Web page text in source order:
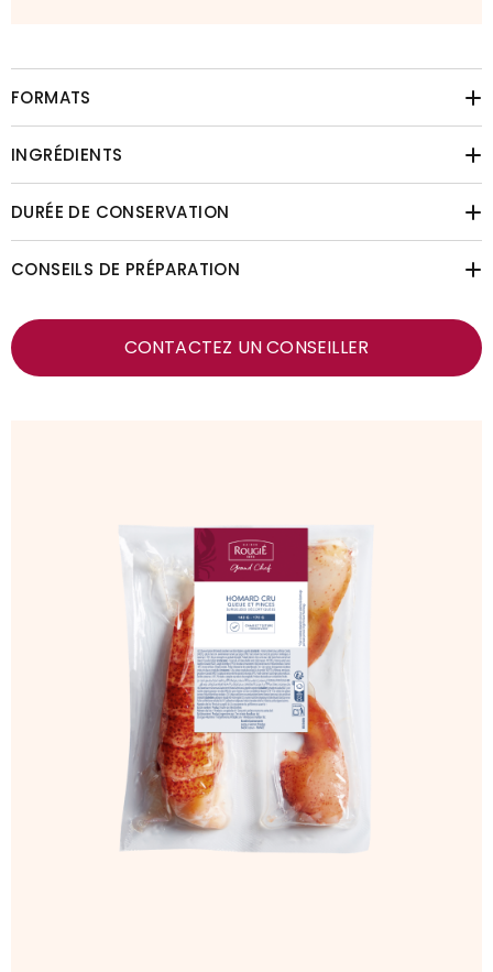
FORMATS
INGRÉDIENTS
DURÉE DE CONSERVATION
CONSEILS DE PRÉPARATION
CONTACTEZ UN CONSEILLER